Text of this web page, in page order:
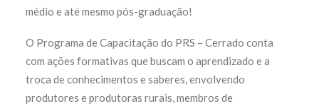
médio e até mesmo pós-graduação!
O Programa de Capacitação do PRS – Cerrado conta
com ações formativas que buscam o aprendizado e a
troca de conhecimentos e saberes, envolvendo
produtores e produtoras rurais, membros de